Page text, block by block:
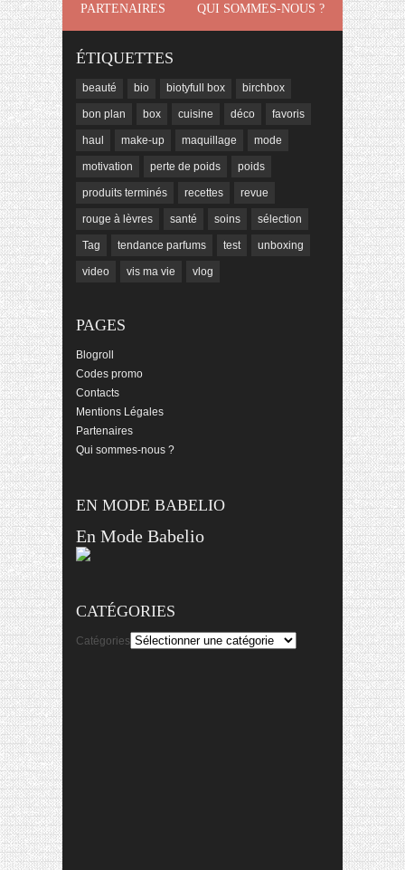
PARTENAIRES
QUI SOMMES-NOUS ?
ÉTIQUETTES
beauté bio biotyfull box birchbox
bon plan box cuisine déco favoris
haul make-up maquillage mode
motivation perte de poids poids
produits terminés recettes revue
rouge à lèvres santé soins sélection
Tag tendance parfums test unboxing
video vis ma vie vlog
PAGES
Blogroll
Codes promo
Contacts
Mentions Légales
Partenaires
Qui sommes-nous ?
EN MODE BABELIO
En Mode Babelio
CATÉGORIES
Catégories